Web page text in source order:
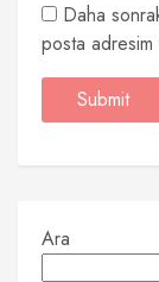
Daha
posta adresim
Ara